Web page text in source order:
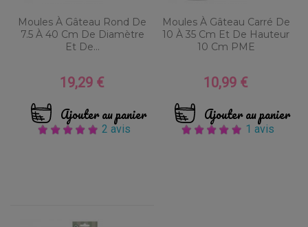
Moules À Gâteau Rond De
7.5 À 40 Cm De Diamètre
Et De...
Prix
19,29 €
Ajouter au panier
2 avis
Moules À Gâteau Carré De
10 À 35 Cm Et De Hauteur
10 Cm PME
Prix
10,99 €
Ajouter au panier
1 avis